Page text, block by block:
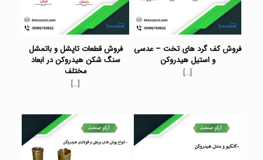
فروش کف گرد های تخت – عدسی
و استیل هیدروکن
[…]
فروش قطعات تاپشل و باتمشل
سنگ شکن هیدروکن در ابعاد
مختلف
[…]